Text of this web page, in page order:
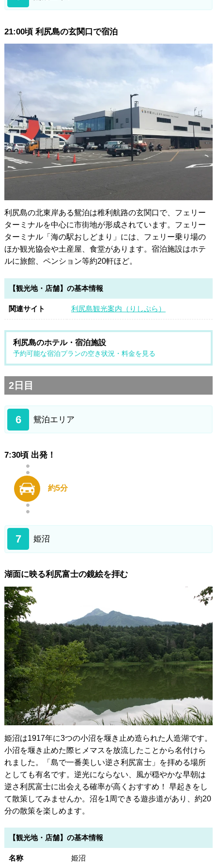
21:00頃 利尻島の玄関口で宿泊
利尻島の北東岸ある鴛泊は稚利航路の玄関口で、フェリー
ターミナルを中心に市街地が形成されています。フェリー
ターミナル「海の駅おしどまり」には、フェリー乗り場の
ほか観光協会や土産屋、食堂があります。宿泊施設はホテ
ルに旅館、ペンション等約20軒ほど。
【観光地・店舗】の基本情報
関連サイト 利尻島観光案内（りしぷら）
利尻島のホテル・宿泊施設
予約可能な宿泊プランの空き状況・料金を見る
2日目
6 鴛泊エリア
7:30頃 出発！
約5分
7 姫沼
湖面に映る利尻富士の鏡絵を拝む
姫沼は1917年に3つの小沼を堰き止め造られた人造湖です。
小沼を堰き止めた際ヒメマスを放流したことから名付けら
れました。「島で一番美しい逆さ利尻富士」を拝める場所
としても有名です。逆光にならない、風が穏やかな早朝は
逆さ利尻富士に出会える確率が高くおすすめ！ 早起きをし
て散策してみませんか。沼を1周できる遊歩道があり、約20
分の散策を楽しめます。
【観光地・店舗】の基本情報
名称 姫沼